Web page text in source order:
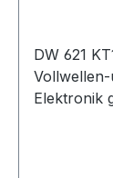
DW 621
Elektronik